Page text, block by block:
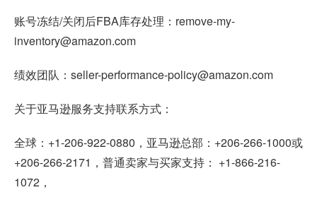
账号冻结/关闭后FBA库存处理：remove-my-
inventory@amazon.com
绩效团队：seller-performance-policy@amazon.com
关于亚马逊服务支持联系方式：
全球：+1-206-922-0880，亚马逊总部：+206-266-1000或
+206-266-2171，普通卖家与买家支持： +1-866-216-
1072，